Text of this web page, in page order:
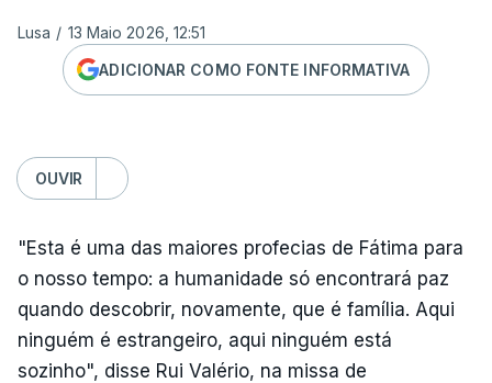
Lusa / 13 Maio 2026, 12:51
ADICIONAR COMO FONTE INFORMATIVA
OUVIR
"Esta é uma das maiores profecias de Fátima para
o nosso tempo: a humanidade só encontrará paz
quando descobrir, novamente, que é família. Aqui
ninguém é estrangeiro, aqui ninguém está
sozinho", disse Rui Valério, na missa de